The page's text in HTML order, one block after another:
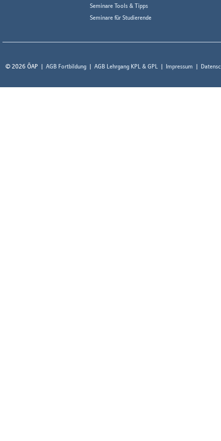
Seminare Tools & Tipps
Seminare für Studierende
© 2026 ÖAP AGB Fortbildung AGB Lehrgang KPL & GPL Impressum